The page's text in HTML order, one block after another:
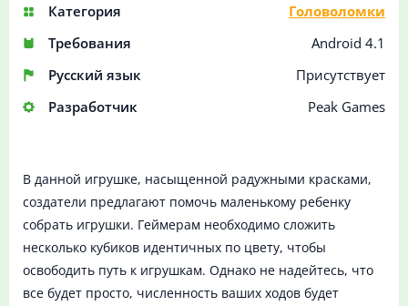
Категория
Головоломки
Требования
Android 4.1
Русский язык
Присутствует
Разработчик
Peak Games
В данной игрушке, насыщенной радужными красками,
создатели предлагают помочь маленькому ребенку
собрать игрушки. Геймерам необходимо сложить
несколько кубиков идентичных по цвету, чтобы
освободить путь к игрушкам. Однако не надейтесь, что
все будет просто, численность ваших ходов будет